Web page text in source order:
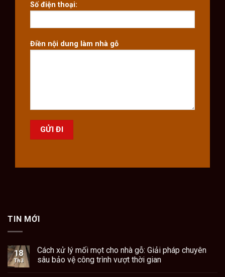
Số điện thoại:
Điền nội dung làm nhà gỗ
TIN MỚI
18
Th3
Cách xử lý mối mọt cho nhà gỗ: Giải pháp chuyên
sâu bảo vệ công trình vượt thời gian